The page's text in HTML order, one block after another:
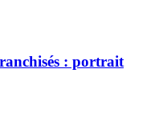
: portrait